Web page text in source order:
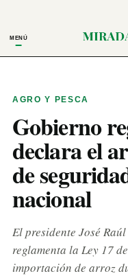
MENÚ
AGRO Y PESCA
Gobierno
declara el
de
nacional
El presidente José
reglamenta la Ley 17
importación de arroz